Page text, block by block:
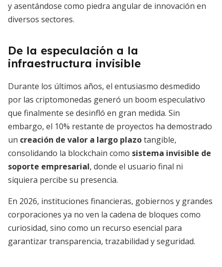
y asentándose como piedra angular de innovación en
diversos sectores.
De la especulación a la
infraestructura invisible
Durante los últimos años, el entusiasmo desmedido
por las criptomonedas generó un boom especulativo
que finalmente se desinfló en gran medida. Sin
embargo, el 10% restante de proyectos ha demostrado
un creación de valor a largo plazotangible,
consolidando la blockchain como sistema invisible de
soporte empresarial, donde el usuario final ni
siquiera percibe su presencia.
En 2026, instituciones financieras, gobiernos y grandes
corporaciones ya no ven la cadena de bloques como
curiosidad, sino como un recurso esencial para
garantizar transparencia, trazabilidad y seguridad.